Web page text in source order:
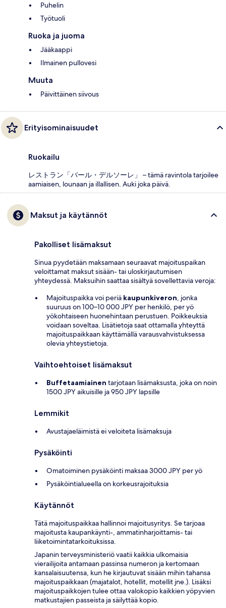
Puhelin
Työtuoli
Ruoka ja juoma
Jääkaappi
Ilmainen pullovesi
Muuta
Päivittäinen siivous
Erityisominaisuudet
Ruokailu
レストラン「バール・デルソーレ」 – tämä ravintola tarjoilee
aamiaisen, lounaan ja illallisen. Auki joka päivä.
Maksut ja käytännöt
Pakolliset lisämaksut
Sinua pyydetään maksamaan seuraavat majoituspaikan
veloittamat maksut sisään- tai uloskirjautumisen
yhteydessä. Maksuihin saattaa sisältyä sovellettavia veroja:
Majoituspaikka voi periä kaupunkiveron, jonka
suuruus on 100–10 000 JPY per henkilö, per yö
yökohtaiseen huonehintaan perustuen. Poikkeuksia
voidaan soveltaa. Lisätietoja saat ottamalla yhteyttä
majoituspaikkaan käyttämällä varausvahvistuksessa
olevia yhteystietoja.
Vaihtoehtoiset lisämaksut
Buffetaamiainen tarjotaan lisämaksusta, joka on noin
1500 JPY aikuisille ja 950 JPY lapsille
Lemmikit
Avustajaeläimistä ei veloiteta lisämaksuja
Pysäköinti
Omatoiminen pysäköinti maksaa 3000 JPY per yö
Pysäköintialueella on korkeusrajoituksia
Käytännöt
Tätä majoituspaikkaa hallinnoi majoitusyritys. Se tarjoaa
majoitusta kaupankäynti-, ammatinharjoittamis- tai
liiketoimintatarkoituksissa.
Japanin terveysministeriö vaatii kaikkia ulkomaisia
vierailijoita antamaan passinsa numeron ja kertomaan
kansalaisuutensa, kun he kirjautuvat sisään mihin tahansa
majoituspaikkaan (majatalot, hotellit, motellit jne.). Lisäksi
majoituspaikkojen tulee ottaa valokopio kaikkien yöpyvien
matkustajien passeista ja säilyttää kopio.